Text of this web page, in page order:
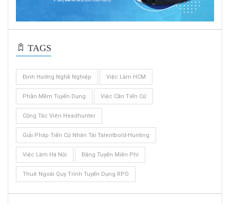
TAGS
Định Hướng Nghề Nghiệp Việc Làm HCM
Phần Mềm Tuyển Dụng Việc Cần Tiến Cử
Cộng Tác Viên Headhunter
Giải Pháp Tiến Cử Nhân Tài Talentbold-Hunting
Việc Làm Hà Nội Đăng Tuyển Miễn Phí
Thuê Ngoài Quy Trình Tuyển Dụng RPO